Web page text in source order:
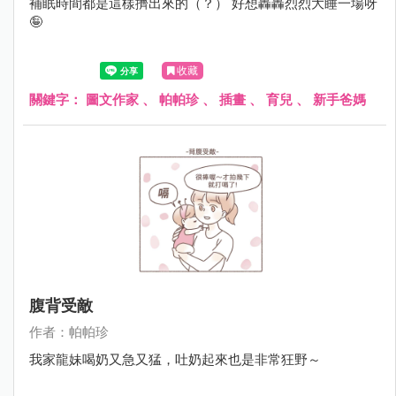
🤪
收藏
關鍵字： 圖文作家 、 帕帕珍、 插畫 、 育兒 、 新手爸媽
腹背受敵
作者：帕帕珍
我家龍妹喝奶又急又猛，吐奶起來也是非常狂野～